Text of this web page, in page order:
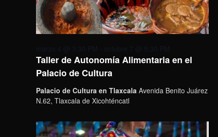
Taller de Autonomía Alimentaria en el
Palacio de Cultura
marzo 4 @ 3:30 PM - octubre 7 @ 5:30 PM
Palacio de Cultura en Tlaxcala Avenida Benito Juárez
N.62, Tlaxcala de Xicohténcatl